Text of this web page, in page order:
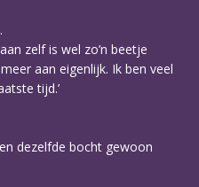
zelf is wel zo’n beetje
aan eigenlijk. Ik ben veel
tijd.’
dezelfde bocht gewoon